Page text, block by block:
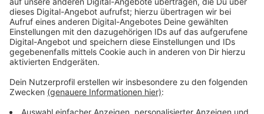
musste der Bereich teilweise gesperrt werden.
Anzeige